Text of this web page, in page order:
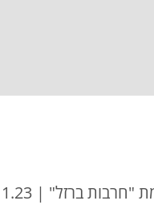
ברזל" | 27.11.23